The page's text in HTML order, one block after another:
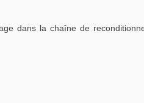
dans la chaîne de